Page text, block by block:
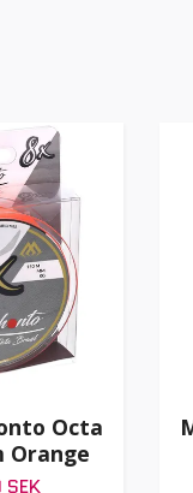
Octa
Orange